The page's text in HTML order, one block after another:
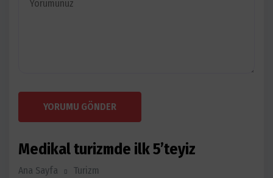
YORUMU GÖNDER
Medikal turizmde ilk 5’teyiz
Ana Sayfa Turizm